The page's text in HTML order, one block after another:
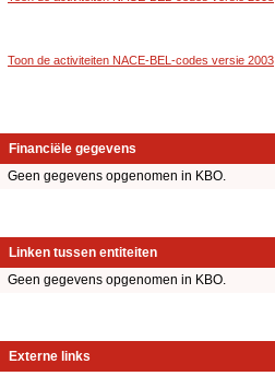
Toon de activiteiten NACE-BEL-codes versie 2003
Financiële gegevens
Geen gegevens opgenomen in KBO.
Linken tussen entiteiten
Geen gegevens opgenomen in KBO.
Externe links